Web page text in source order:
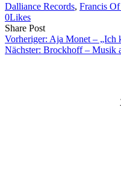
Dalliance Records, Francis
0Likes
Share PostShare
on
Facebook
Copy
URL
to
Send
Link
via
Vorheriger: Aja Monet – „Ich
Nächster: Brockhoff – Musik